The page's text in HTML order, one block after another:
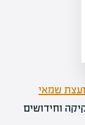
שמאי
וחידושים